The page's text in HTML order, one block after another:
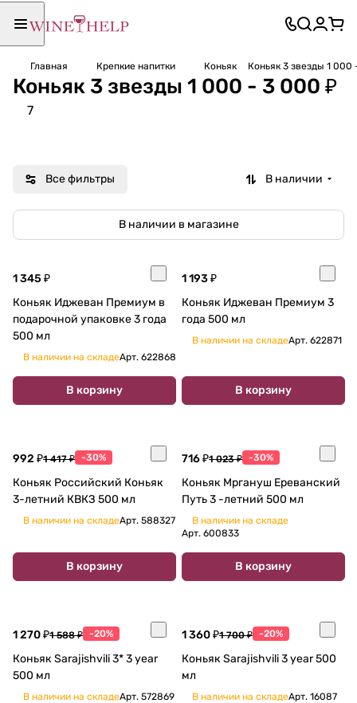
Главная Крепкие напитки Коньяк Коньяк 3 звезды 1 000
Коньяк 3 звезды 1 000 - 3 000 ₽
7
Все фильтры В наличии
В наличии в магазине
1 345 ₽
Коньяк Иджеван Премиум в
подарочной упаковке 3 года
500 мл
В наличии на складеАрт. 622868
В корзину
1 193 ₽
Коньяк Иджеван Премиум 3
года 500 мл
В наличии на складеАрт. 622871
В корзину
992 ₽1 417 ₽ -30%
Коньяк Российский Коньяк
3-летний КВКЗ 500 мл
В наличии на складеАрт. 588327
В корзину
716 ₽1 023 ₽ -30%
Коньяк Мргануш Ереванский
Путь 3 -летний 500 мл
В наличии на складе
Арт. 600833
В корзину
1 270 ₽1 588 ₽ -20%
Коньяк Sarajishvili 3* 3 year
500 мл
В наличии на складеАрт. 572869
1 360 ₽1 700 ₽ -20%
Коньяк Sarajishvili 3 year 500
мл
В наличии на складеАрт. 16087